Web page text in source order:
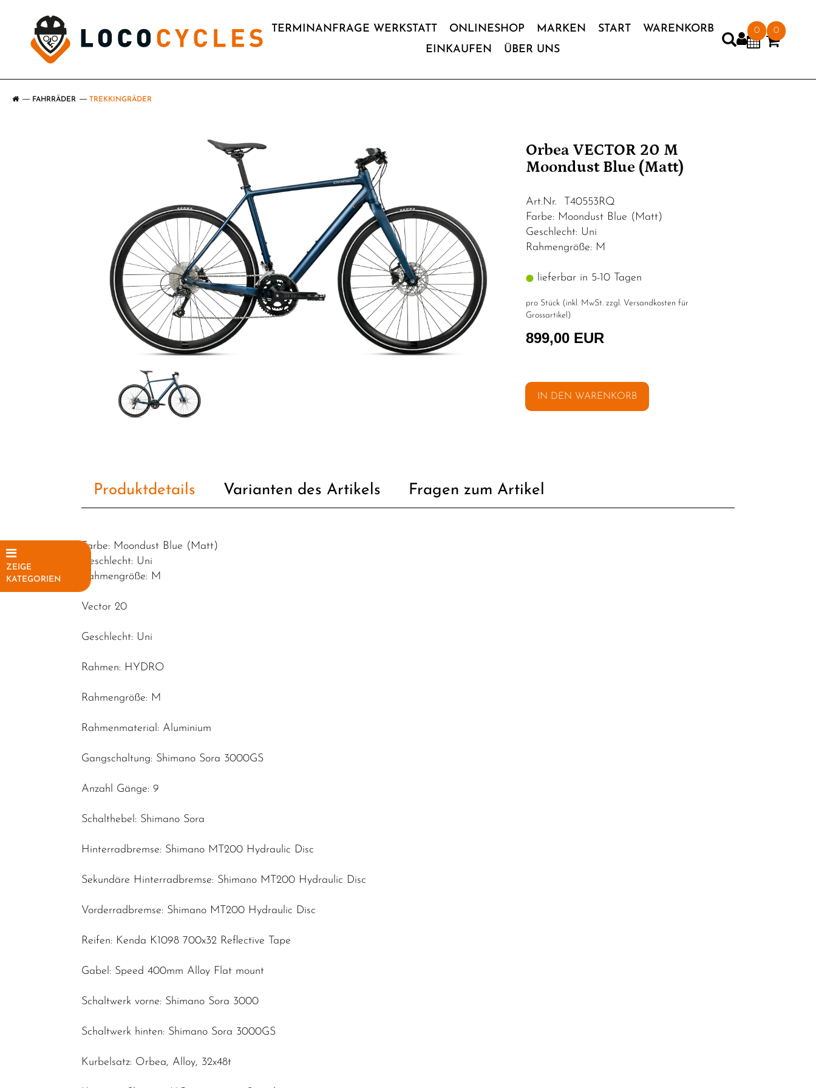
TERMINANFRAGE WERKSTATT ONLINESHOP MARKEN START
WARENKORB
EINKAUFEN
ÜBER UNS
0 0
FAHRRÄDER TREKKINGRÄDER
ZEIGE
KATEGORIEN
Elektrofahrräder
Orbea VECTOR 20 M
Moondust Blue (Matt)
Art.Nr. T40553RQ
Farbe: Moondust Blue (Matt)
Geschlecht: Uni
Rahmengröße: M
lieferbar in 5-10 Tagen
pro Stück (inkl. MwSt. zzgl. Versandkosten für
Grossartikel )
899,00 EUR
IN DEN WARENKORB
Produktdetails Varianten des Artikels Fragen zum Artikel
Farbe: Moondust Blue (Matt)
Geschlecht: Uni
Rahmengröße: M
Vector 20
Geschlecht: Uni
Rahmen: HYDRO
Rahmengröße: M
Rahmenmaterial: Aluminium
Gangschaltung: Shimano Sora 3000GS
Anzahl Gänge: 9
Schalthebel: Shimano Sora
Hinterradbremse: Shimano MT200 Hydraulic Disc
Sekundäre Hinterradbremse: Shimano MT200 Hydraulic Disc
Vorderradbremse: Shimano MT200 Hydraulic Disc
Reifen: Kenda K1098 700x32 Reflective Tape
Gabel: Speed 400mm Alloy Flat mount
Schaltwerk vorne: Shimano Sora 3000
Schaltwerk hinten: Shimano Sora 3000GS
Kurbelsatz: Orbea, Alloy, 32x48t